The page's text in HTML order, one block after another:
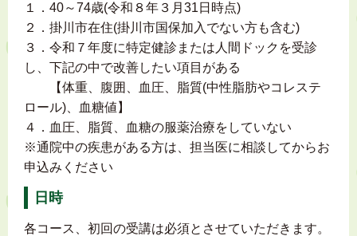
１．40～74歳(令和８年３月31日時点)
２．掛川市在住(掛川市国保加入でない方も含む)
３．令和７年度に特定健診または人間ドックを受診
し、下記の中で改善したい項目がある
【体重、腹囲、血圧、脂質(中性脂肪やコレステ
ロール)、血糖値】
４．血圧、脂質、血糖の服薬治療をしていない
※通院中の疾患がある方は、担当医に相談してからお
申込みください
日時
各コース、初回の受講は必須とさせていただきます。